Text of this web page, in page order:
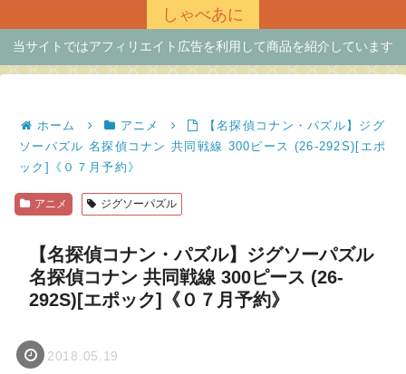
しゃべあに
当サイトではアフィリエイト広告を利用して商品を紹介しています
ホーム アニメ
【名探偵コナン・パズル】ジグ
ソーパズル 名探偵コナン 共同戦線 300ピース (26-292S)[エポ
ック]《０７月予約》
アニメ ジグソーパズル
【名探偵コナン・パズル】ジグソーパズル
名探偵コナン 共同戦線 300ピース (26-
292S)[エポック]《０７月予約》
2018.05.19